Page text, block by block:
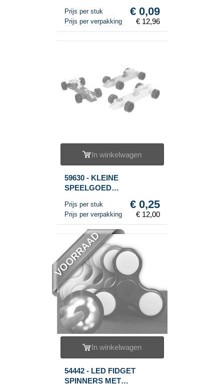
Prijs per stuk € 0,09
Prijs per verpakking € 12,96
In winkelwagen
59630 - KLEINE
SPEELGOED
Prijs per stuk € 0,25
Prijs per verpakking € 12,00
VOORRAAD
In winkelwagen
54442 - LED FIDGET
SPINNERS MET